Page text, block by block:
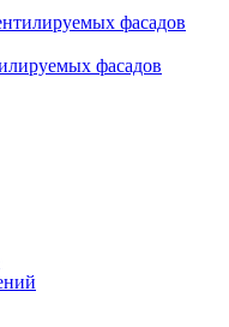
фасадов
фасадов